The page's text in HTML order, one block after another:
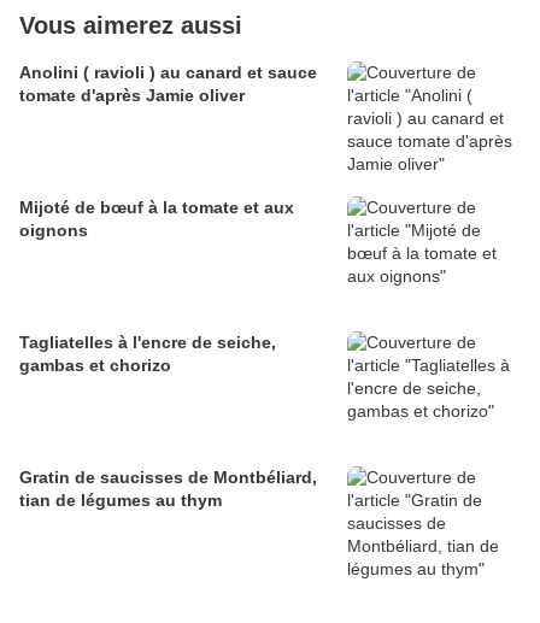
Vous aimerez aussi
Anolini ( ravioli ) au canard et sauce
tomate d'après Jamie oliver
Mijoté de bœuf à la tomate et aux
oignons
Tagliatelles à l'encre de seiche,
gambas et chorizo
Gratin de saucisses de Montbéliard,
tian de légumes au thym